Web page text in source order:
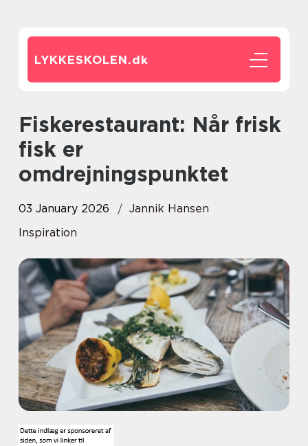
LYKKESKOLEN.dk
Fiskerestaurant: Når frisk
fisk er
omdrejningspunktet
03 January 2026
Jannik Hansen
Inspiration